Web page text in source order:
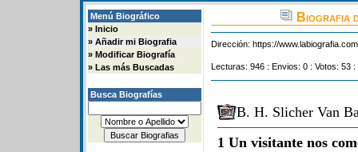
Menú Biográfico
» Inicio
» Añadir mi Biografia
» Modificar Biografía
» Las más Buscadas
Busca Biografías
Biografia
Dirección: https://
Lecturas: 946 : Envios: 0 : Votos: 53
B. H. Slicher Van
1 Un visitante nos